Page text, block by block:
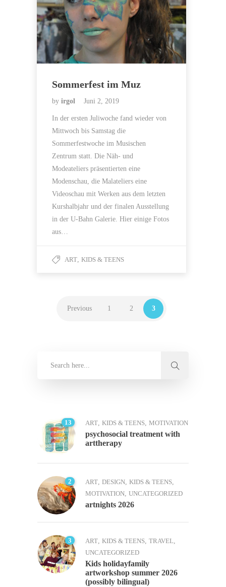
Sommerfest im Muz
by irgol Juni 2, 2019
In der ersten Juliwoche fand wieder von
Mittwoch bis Samstag die
Sommerfestwoche im Musischen
Zentrum statt. Die Näh- und
Modeateliers präsentierten eine
Modenschau, die Malateliers eine
Videoschau mit Werken aus dem letzten
Kurshalbjahr und der finalen Ausstellung
in der U-Bahn Galerie. Hier einige Fotos
aus…
ART, KIDS & TEENS
Previous 1 2 3
13 ART, KIDS & TEENS, MOTIVATION
psychosocial treatment with
arttherapy
2 ART, DESIGN, KIDS & TEENS,
MOTIVATION, UNCATEGORIZED
artnights 2026
3 ART, KIDS & TEENS, TRAVEL,
UNCATEGORIZED
Kids holidayfamily
artworkshop summer 2026
(possibly bilingual)